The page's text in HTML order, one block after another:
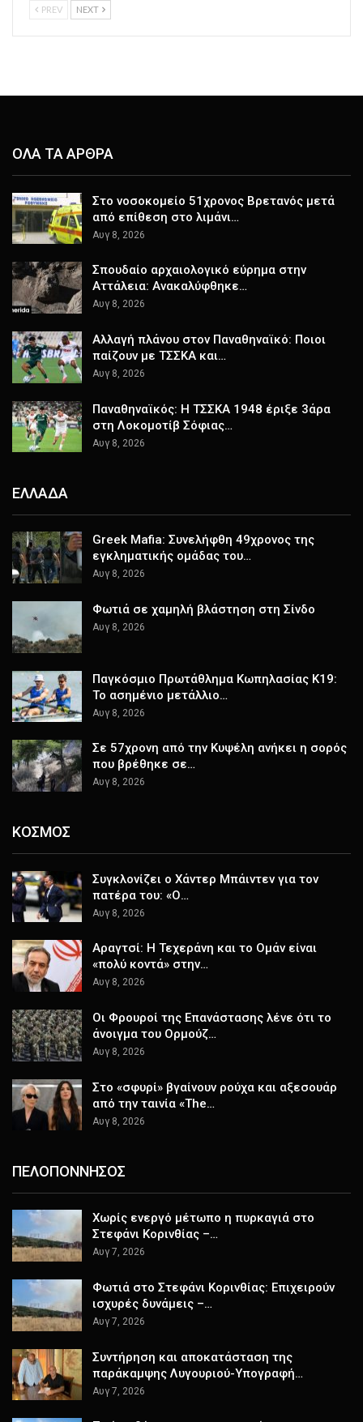
PREV NEXT
ΟΛΑ ΤΑ ΑΡΘΡΑ
Στο νοσοκομείο 51χρονος Βρετανός μετά
από επίθεση στο λιμάνι…
Αυγ 8, 2026
Σπουδαίο αρχαιολογικό εύρημα στην
Αττάλεια: Ανακαλύφθηκε…
Αυγ 8, 2026
Αλλαγή πλάνου στον Παναθηναϊκό: Ποιοι
παίζουν με ΤΣΣΚΑ και…
Αυγ 8, 2026
Παναθηναϊκός: Η ΤΣΣΚΑ 1948 έριξε 3άρα
στη Λοκομοτίβ Σόφιας…
Αυγ 8, 2026
ΕΛΛΑΔΑ
Greek Mafia: Συνελήφθη 49χρονος της
εγκληματικής ομάδας του…
Αυγ 8, 2026
Φωτιά σε χαμηλή βλάστηση στη Σίνδο
Αυγ 8, 2026
Παγκόσμιο Πρωτάθλημα Κωπηλασίας Κ19:
Το ασημένιο μετάλλιο…
Αυγ 8, 2026
Σε 57χρονη από την Κυψέλη ανήκει η σορός
που βρέθηκε σε…
Αυγ 8, 2026
ΚΟΣΜΟΣ
Συγκλονίζει ο Χάντερ Μπάιντεν για τον
πατέρα του: «Ο…
Αυγ 8, 2026
Αραγτσί: Η Τεχεράνη και το Ομάν είναι
«πολύ κοντά» στην…
Αυγ 8, 2026
Οι Φρουροί της Επανάστασης λένε ότι το
άνοιγμα του Ορμούζ…
Αυγ 8, 2026
Στο «σφυρί» βγαίνουν ρούχα και αξεσουάρ
από την ταινία «The…
Αυγ 8, 2026
ΠΕΛΟΠΟΝΝΗΣΟΣ
Χωρίς ενεργό μέτωπο η πυρκαγιά στο
Στεφάνι Κορινθίας –…
Αυγ 7, 2026
Φωτιά στο Στεφάνι Κορινθίας: Επιχειρούν
ισχυρές δυνάμεις –…
Αυγ 7, 2026
Συντήρηση και αποκατάσταση της
παράκαμψης Λυγουριού-Υπογραφή…
Αυγ 7, 2026